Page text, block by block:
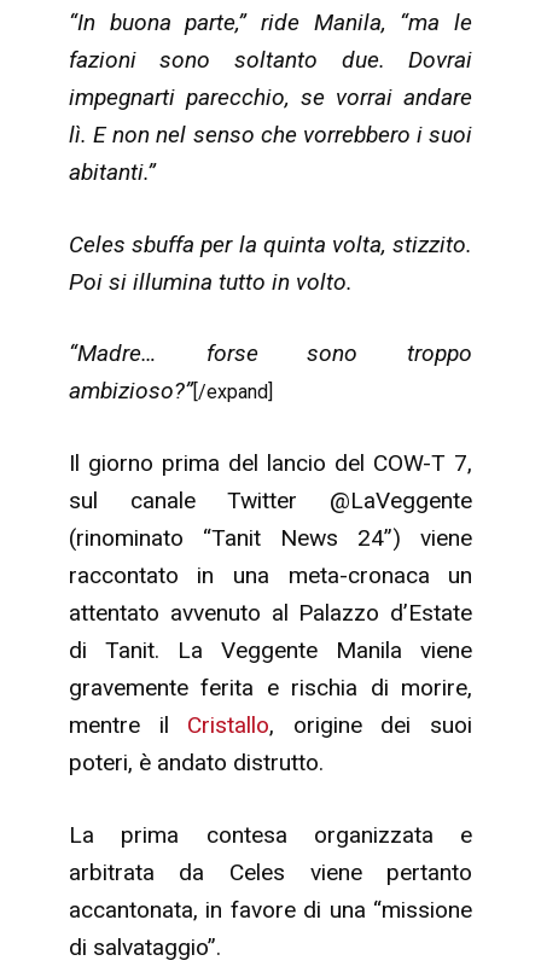
“In buona parte,” ride Manila, “ma le
fazioni sono soltanto due. Dovrai
impegnarti parecchio, se vorrai andare
lì. E non nel senso che vorrebbero i suoi
abitanti.”
Celes sbuffa per la quinta volta, stizzito.
Poi si illumina tutto in volto.
“Madre… forse sono troppo
ambizioso?”[/expand]
Il giorno prima del lancio del COW-T 7,
sul canale Twitter @LaVeggente
(rinominato “Tanit News 24”) viene
raccontato in una meta-cronaca un
attentato avvenuto al Palazzo d’Estate
di Tanit. La Veggente Manila viene
gravemente ferita e rischia di morire,
mentre il Cristallo, origine dei suoi
poteri, è andato distrutto.
La prima contesa organizzata e
arbitrata da Celes viene pertanto
accantonata, in favore di una “missione
di salvataggio”.